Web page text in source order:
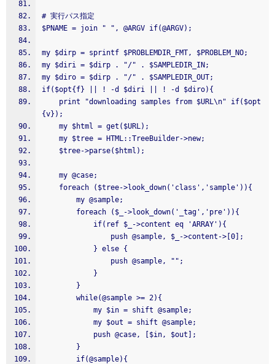
# 実行パス指定
$PNAME = join " ", @ARGV if(@ARGV);
my $dirp = sprintf $PROBLEMDIR_FMT, $PROBLEM_NO;
my $diri = $dirp . "/" . $SAMPLEDIR_IN;
my $diro = $dirp . "/" . $SAMPLEDIR_OUT;
if($opt{f} || ! -d $diri || ! -d $diro){
{v});
    my $html = get($URL);
    my $tree = HTML::TreeBuilder->new;
    $tree->parse($html);
    my @case;
    foreach ($tree->look_down('class','sample')){
        my @sample;
        foreach ($_->look_down('_tag','pre')){
            if(ref $_->content eq 'ARRAY'){
                push @sample, $_->content->[0];
            } else {
                push @sample, "";
            }
        }
        while(@sample >= 2){
            my $in = shift @sample;
            my $out = shift @sample;
            push @case, [$in, $out];
        }
        if(@sample){